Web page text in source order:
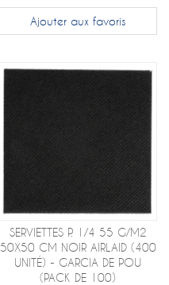
Ajouter aux favoris
SERVIETTES P. 1/4 55 G/M2
50X50 CM NOIR AIRLAID (400
UNITÉ) - GARCIA DE POU
(PACK DE 100)